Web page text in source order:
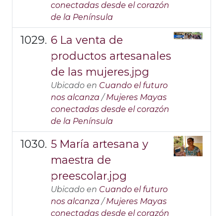
conectadas desde el corazón
de la Península
6 La venta de
productos artesanales
de las mujeres.jpg
Ubicado en Cuando el futuro
nos alcanza /Mujeres Mayas
conectadas desde el corazón
de la Península
5 María artesana y
maestra de
preescolar.jpg
Ubicado en Cuando el futuro
nos alcanza /Mujeres Mayas
conectadas desde el corazón